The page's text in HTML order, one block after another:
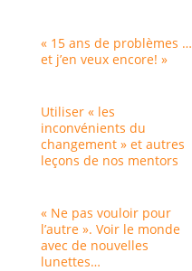
« 15 ans de problèmes …
et j’en veux encore! »
Utiliser « les
inconvénients du
changement » et autres
leçons de nos mentors
« Ne pas vouloir pour
l’autre ». Voir le monde
avec de nouvelles
lunettes…